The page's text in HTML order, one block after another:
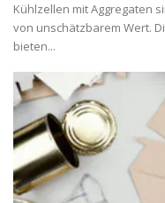
Kühlzellen mit Aggregaten
von unschätzbarem Wert.
bieten...